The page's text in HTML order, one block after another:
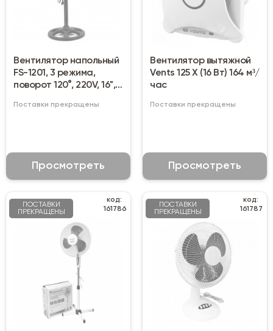
Вентилятор напольный
FS-1201, 3 режима,
поворот 120°, 220V, 16",
Поставки прекращены
Просмотреть
Вентилятор вытяжной
Vents 125 Х (16 Вт) 164 м³/
час
Поставки прекращены
Просмотреть
ПОСТАВКИ
ПРЕКРАЩЕНЫ
код:
161786
ПОСТАВКИ
ПРЕКРАЩЕНЫ
код:
161787